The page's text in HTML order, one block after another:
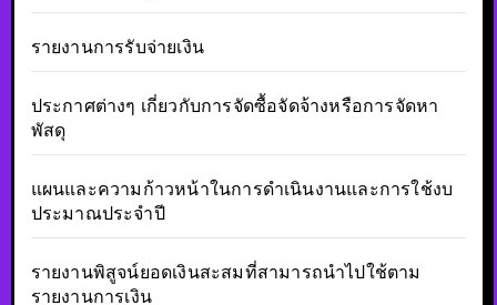
รายงานการรับจ่ายเงิน
ประกาศต่างๆ เกี่ยวกับการจัดซื้อจัดจ้างหรือการจัดหา
พัสดุ
แผนและความก้าวหน้าในการดำเนินงานและการใช้งบ
ประมาณประจำปี
รายงานพิสูจน์ยอดเงินสะสมที่สามารถนำไปใช้ตาม
รายงานการเงิน